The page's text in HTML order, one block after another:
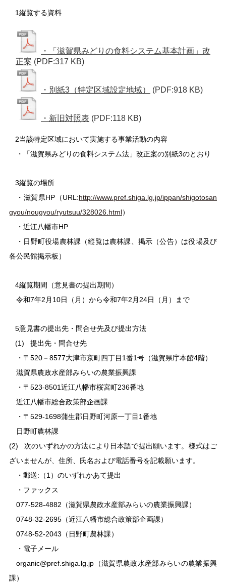
1縦覧する資料
・「滋賀県みどりの食料システム基本計画」改
正案 (PDF:317 KB)
・別紙3（特定区域設定地域） (PDF:918 KB)
・新旧対照表 (PDF:118 KB)
2当該特定区域において実施する事業活動の内容
・「滋賀県みどりの食料システム法」改正案の別紙3のとおり
3縦覧の場所
・滋賀県HP（URL:http://www.pref.shiga.lg.jp/ippan/shigotosan
gyou/nougyou/ryutsuu/328026.html）
・近江八幡市HP
・日野町役場農林課（縦覧は農林課、掲示（公告）は役場及び
各公民館掲示板）
4縦覧期間（意見書の提出期間）
令和7年2月10日（月）から令和7年2月24日（月）まで
5意見書の提出先・問合せ先及び提出方法
(1)
提出先・問合せ先
・〒520－8577大津市京町四丁目 1番1号（滋賀県庁本館4階）
滋賀県農政水産部みらいの農業振興課
・〒523-8501近江八幡市桜宮町236番地
近江八幡市総合政策部企画課
・〒529-1698蒲生郡日野町河原一丁目1番地
日野町農林課
(2)
次のいずれかの方法により日本語で提出願います。様式はご
ざいませんが、住所、氏名および電話番号を記載願います。
・郵送:（1）のいずれかあて提出
・ファックス
077-528-4882（滋賀県農政水産部みらいの農業振興課）
0748-32-2695（近江八幡市総合政策部企画課）
0748-52-2043（日野町農林課）
・電子メール
organic@pref.shiga.lg.jp （滋賀県農政水産部みらいの農業振興
課）